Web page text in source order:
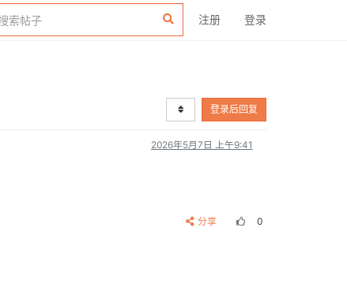
注册 登录
登录后回复
2026年5月7日 上午9:41
分享 0